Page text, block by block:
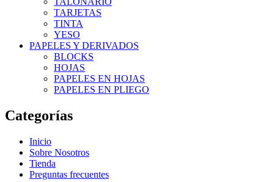
TARJETAS
TINTA
YESO
PAPELES Y DERIVADOS
BLOCKS
HOJAS
PAPELES EN HOJAS
PAPELES EN PLIEGO
Categorías
Inicio
Sobre Nosotros
Tienda
Preguntas frecuentes